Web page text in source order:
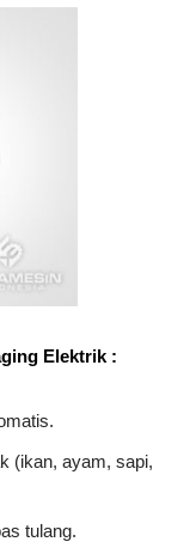
Elektrik :
(ikan, ayam, sapi,
tulang.